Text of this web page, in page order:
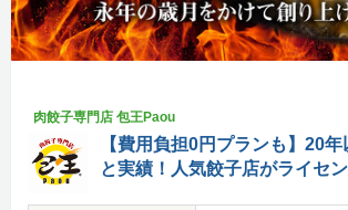
肉餃子専門店 包王Paou
【費用負担0円プランも】20
と実績！人気餃子店がライセ